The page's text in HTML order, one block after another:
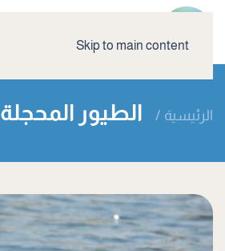
Skip to main content
الرئيسية الطيور المحجلة